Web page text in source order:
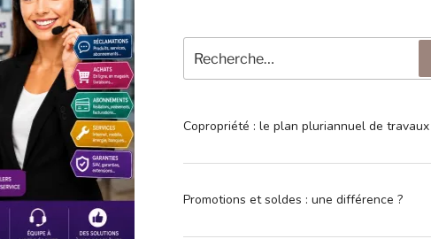
pour
:
Copropriété : le plan pluriannuel de travaux
Promotions et soldes : une différence ?